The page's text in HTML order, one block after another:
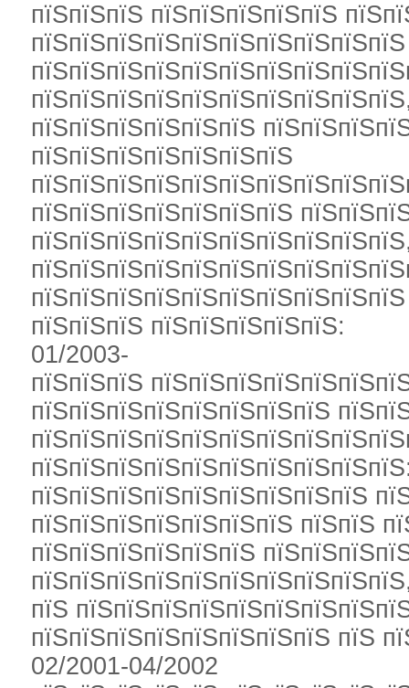
пїЅпїЅпїЅ пїЅпїЅпїЅпїЅпїЅ
пїЅпїЅпїЅпїЅпїЅпїЅ
пїЅпїЅпїЅпїЅпїЅпїЅпїЅ
пїЅпїЅпїЅпїЅпїЅпїЅпїЅ
пїЅпїЅпїЅ пїЅпїЅпїЅпїЅпїЅ:
01/2003-
пїЅпїЅпїЅ
пїЅпїЅпїЅпїЅпїЅпїЅпїЅпїЅ
пїЅпїЅпїЅпїЅпїЅпїЅпїЅпїЅпїЅ
пїЅпїЅпїЅпїЅпїЅпїЅпїЅ пїЅпїЅ
пїЅпїЅпїЅпїЅпїЅпїЅ
пїЅ
пїЅпїЅпїЅпїЅпїЅпїЅпїЅпїЅ пїЅ
02/2001-04/2002